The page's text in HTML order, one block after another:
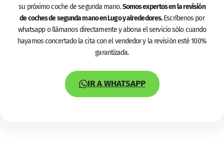
su próximo coche de segunda mano.Somos expertos en la revisión
de coches de segunda mano en Lugo y alrededores.Escríbenos por
whatsapp o llámanos directamente y abona el servicio sólo cuando
hayamos concertado la cita con el vendedor y la revisión esté 100%
garantizada.
IR A WHATSAPP